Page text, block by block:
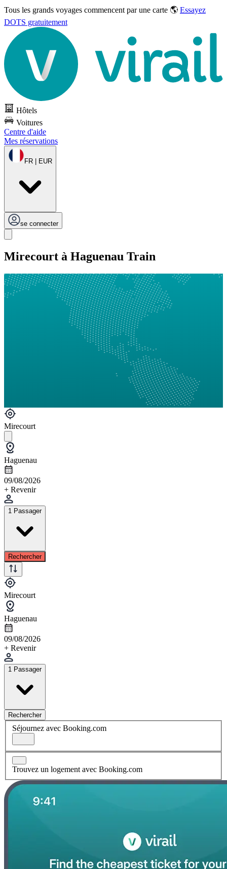
Tous les grands voyages commencent par une carte 🌎 Essayez
DOTS gratuitement
Hôtels
Voitures
Centre d'aide
Mes réservations
FR | EUR
se connecter
Mirecourt à Haguenau Train
Mirecourt
Haguenau
09/08/2026
+ Revenir
1 Passager
Rechercher
Mirecourt
Haguenau
09/08/2026
+ Revenir
1 Passager
Rechercher
Séjournez avec Booking.com
Trouvez un logement avec Booking.com